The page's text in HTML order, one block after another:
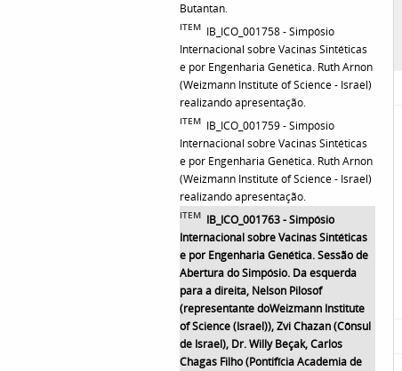
Butantan.
ITEM IB_ICO_001758 - Simpósio
Internacional sobre Vacinas Sintéticas
e por Engenharia Genética. Ruth Arnon
(Weizmann Institute of Science - Israel)
realizando apresentação.
ITEM IB_ICO_001759 - Simpósio
Internacional sobre Vacinas Sintéticas
e por Engenharia Genética. Ruth Arnon
(Weizmann Institute of Science - Israel)
realizando apresentação.
ITEM IB_ICO_001763 - Simpósio
Internacional sobre Vacinas Sintéticas
e por Engenharia Genética. Sessão de
Abertura do Simpósio. Da esquerda
para a direita, Nelson Pilosof
(representante doWeizmann Institute
of Science (Israel)), Zvi Chazan (Cônsul
de Israel), Dr. Willy Beçak, Carlos
Chagas Filho (Pontifícia Academia de